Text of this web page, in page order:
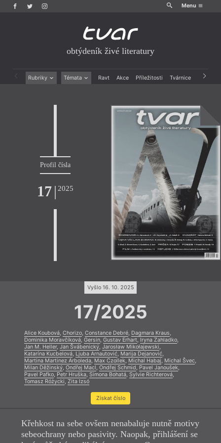
Menu
obtýdeník živé literatury
Rubriky Témata Ravt Akce Příležitosti Tvárnice Archiv
Výroční ceny
Profil čísla
17| 2025
Vyšlo 16. 10. 2025
17/2025
Alice Koubová, Chorizo, Constance Debré, Dagmara Kraus,
Dominika Moravčíková, Gersin, Gustav Erhart, Iryna Zahladko,
Jan M. Heller, Jan Švábenický, Jarosław Mikołajewski,
Katarína Kucbelová, Ljuba Arnautović, Marija Dejanović,
Martina Martinez Arboleda, Max Czollek, Michal Habaj, Michal Švec,
Milan Děžinský, Ondřej Macl , Ondřej Schmid , Pavel Janoušek,
Pavel Pafko, Petr Hruška, Simona Bohatá, Sylvie Richterová,
Tomasz Różycki, Zita Izsó
Získat číslo
Křehkost na sebe ovšem nenabaluje nutně motivy
sebeochrany nebo pasivity. Naopak, přihlášení se